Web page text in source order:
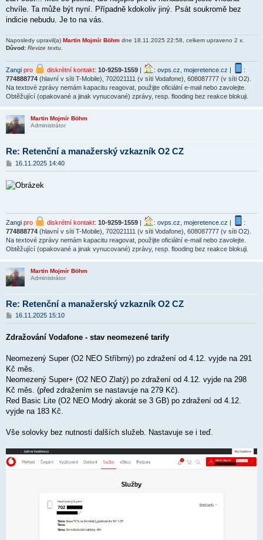
chvíle. Ta může být nyní. Případně kdokoliv jiný. Psát soukromě bez
indicie nebudu. Je to na vás.
Naposledy upravil(a) Martin Mojmír Böhm dne 18.11.2025 22:58, celkem upraveno 2 x.
Důvod: Revize textu.
Zangi pro diskrétní kontakt: 10-9259-1559 : ovps.cz mojeretence.cz
:
774888774 (hlavní v síti T-Mobile), 702021111 (v síti Vodafone), 608087777 (v síti O2).
Na textové zprávy nemám kapacitu reagovat, použijte oficiální e-mail nebo zavolejte.
Obtěžující (opakované a jinak vynucované) zprávy, resp. flooding bez reakce blokuji.
Martin Mojmír Böhm
Administrátor
Re: Retenční a manažerský vzkazník O2 CZ
P
ř
s
e
k
16.11.2025 14:40
Zangi pro diskrétní kontakt: 10-9259-1559 | : ovps.cz mojeretence.cz |
:
774888774 (hlavní v síti T-Mobile), 702021111 (v síti Vodafone), 608087777 (v síti O2).
Na textové zprávy nemám kapacitu reagovat, použijte oficiální e-mail nebo zavolejte.
Obtěžující (opakované a jinak vynucované) zprávy, resp. flooding bez reakce blokuji.
Martin Mojmír Böhm
Administrátor
Re: Retenční a manažerský vzkazník O2 CZ
P
ř
s
v
e
16.11.2025 15:10
Zdražování Vodafone - stav neomezené tarify
Neomezený Super (O2 NEO Stříbrný) po zdražení od 4.12. vyjde na 291
Kč měs.
Neomezený Super+ (O2 NEO Zlatý) po zdražení od 4.12. vyjde na 298
Kč měs. (před zdražením se nastavuje na 279 Kč).
Red Basic Lite (O2 NEO Modrý akorát se 3 GB) po zdražení od 4.12.
vyjde na 183 Kč.
Vše solovky bez nutnosti dalších služeb. Nastavuje se i teď.